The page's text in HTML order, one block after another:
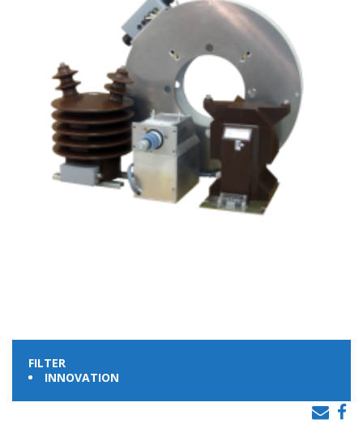
FILTER
INNOVATION